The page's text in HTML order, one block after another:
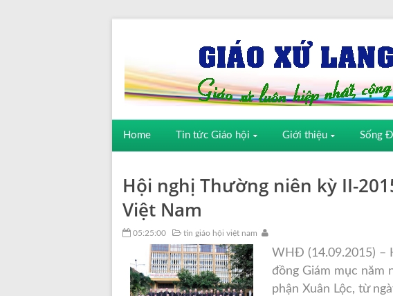
Home Tin tức Giáo hội Giới thiệu Sống
Hội nghị Thường niên kỳ II-
Việt Nam
05:25:00 tin giáo hội việt nam
WHĐ (14.09.2015) –
đồng Giám mục năm
phận Xuân Lộc, từ